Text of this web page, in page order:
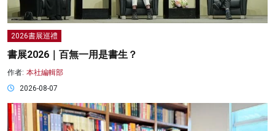
2026書展巡禮
書展2026｜百無一用是書生？
作者: 本社編輯部
2026-08-07